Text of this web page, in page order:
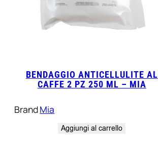
BENDAGGIO ANTICELLULITE AL
CAFFE 2 PZ 250 ML – MIA
BrandMia
Aggiungi al carrello